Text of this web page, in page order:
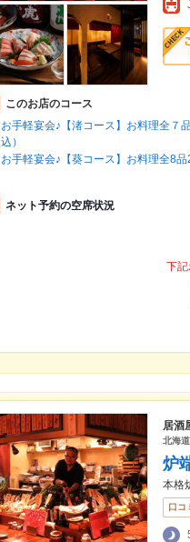
このお店のコース
お手軽宴会♪【渚コース】お料理全７
込）
お手軽宴会♪【葵コース】お料理全8
ネット予約の空席状況
下記
居酒
北海
炉
本格
口コ